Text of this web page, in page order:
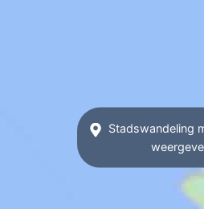
Stadswandeling